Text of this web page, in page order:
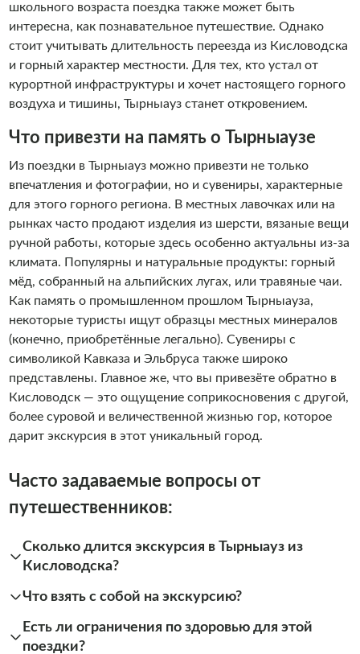
школьного возраста поездка также может быть
интересна, как познавательное путешествие. Однако
стоит учитывать длительность переезда из Кисловодска
и горный характер местности. Для тех, кто устал от
курортной инфраструктуры и хочет настоящего горного
воздуха и тишины, Тырныауз станет откровением.
Что привезти на память о Тырныаузе
Из поездки в Тырныауз можно привезти не только
впечатления и фотографии, но и сувениры, характерные
для этого горного региона. В местных лавочках или на
рынках часто продают изделия из шерсти, вязаные вещи
ручной работы, которые здесь особенно актуальны из-за
климата. Популярны и натуральные продукты: горный
мёд, собранный на альпийских лугах, или травяные чаи.
Как память о промышленном прошлом Тырныауза,
некоторые туристы ищут образцы местных минералов
(конечно, приобретённые легально). Сувениры с
символикой Кавказа и Эльбруса также широко
представлены. Главное же, что вы привезёте обратно в
Кисловодск — это ощущение соприкосновения с другой,
более суровой и величественной жизнью гор, которое
дарит экскурсия в этот уникальный город.
Часто задаваемые вопросы от
путешественников:
Сколько длится экскурсия в Тырныауз из
Кисловодска?
Что взять с собой на экскурсию?
Есть ли ограничения по здоровью для этой
поездки?